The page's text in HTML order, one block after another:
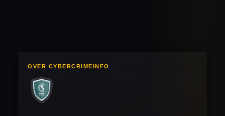
OVER CYBERCRIMEINFO